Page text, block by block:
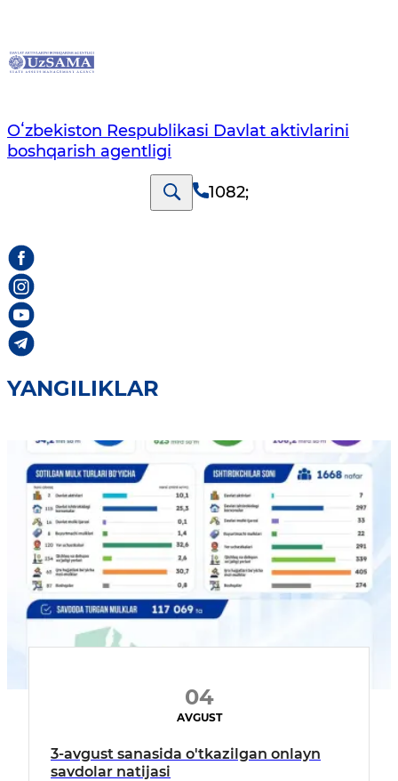
Oʻzbekiston Respublikasi Davlat aktivlarini
boshqarish agentligi
1082;
YANGILIKLAR
04
AVGUST
3-avgust sanasida o'tkazilgan onlayn
savdolar natijasi